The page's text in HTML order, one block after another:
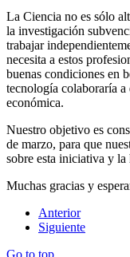
La Ciencia no es sólo
la investigación
trabajar
necesita a estos
buenas condiciones en
tecnología colaboraría a
económica.
Nuestro objetivo es
de marzo, para que
sobre esta iniciativa y la
Muchas gracias y
Anterior
Siguiente
Go to top